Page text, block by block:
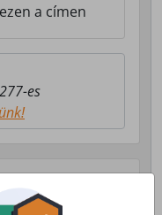
a címen
es
érdekli!